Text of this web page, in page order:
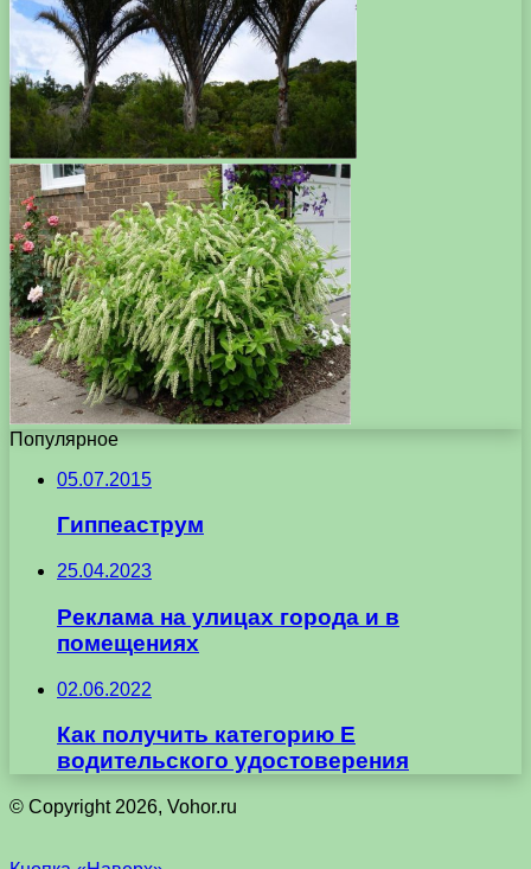
Популярное
05.07.2015
Гиппеаструм
25.04.2023
Реклама на улицах города и в
помещениях
02.06.2022
Как получить категорию Е
водительского удостоверения
© Copyright 2026, Vohor.ru